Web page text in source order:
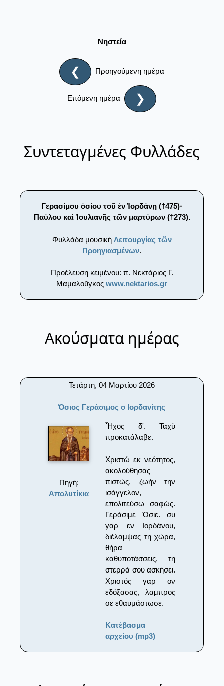
Νηστεία
❮ Προηγούμενη ημέρα
Επόμενη ημέρα ❯
Συντεταγμένες Φυλλάδες
Γερασίμου ὁσίου τοῦ ἐν Ἰορδάνῃ (†475)·
Παύλου καὶ Ἰουλιανῆς τῶν μαρτύρων (†273).
Φυλλάδα μουσικὴ Λειτουργίας τῶν
Προηγιασμένων.
Προέλευση κειμένου: π. Νεκτάριος Γ.
Μαμαλοῦγκος www.nektarios.gr
Ακούσματα ημέρας
Τετάρτη, 04 Μαρτίου 2026
Όσιος Γεράσιμος ο Ιορδανίτης
Πηγή:
Απολυτίκια
Ἦχος δ'. Ταχὺ
προκατάλαβε.
Χριστώ εκ νεότητος,
ακολούθησας
πιστώς, ζωήν την
ισάγγελον,
επολιτεύσω σαφώς.
Γεράσιμε Όσιε. συ
γαρ εν Ιορδάνου,
διέλαμψας τη χώρα,
θήρα
καθυποτάσσεις, τη
στερρά σου ασκήσει.
Χριστός γαρ ον
εδόξασας, λαμπρος
σε εθαυμάστωσε.
Κατέβασμα
αρχείου (mp3)